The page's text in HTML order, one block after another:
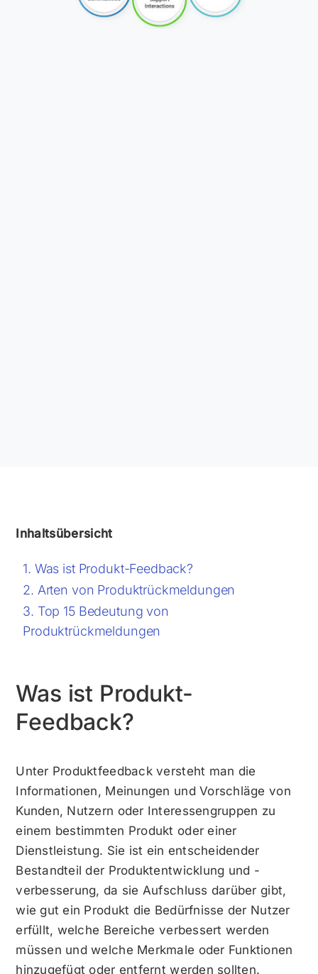
Inhaltsübersicht
Was ist Produkt-Feedback?
Arten von Produktrückmeldungen
Top 15 Bedeutung von
Produktrückmeldungen
Was ist Produkt-
Feedback?
Unter Produktfeedback versteht man die
Informationen, Meinungen und Vorschläge von
Kunden, Nutzern oder Interessengruppen zu
einem bestimmten Produkt oder einer
Dienstleistung. Sie ist ein entscheidender
Bestandteil der Produktentwicklung und -
verbesserung, da sie Aufschluss darüber gibt,
wie gut ein Produkt die Bedürfnisse der Nutzer
erfüllt, welche Bereiche verbessert werden
müssen und welche Merkmale oder Funktionen
hinzugefügt oder entfernt werden sollten.